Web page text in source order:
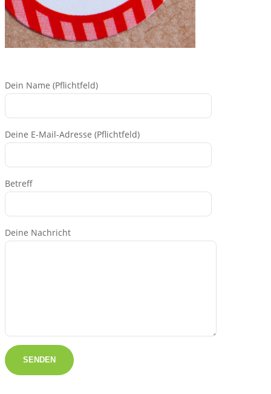
Dein Name (Pflichtfeld)
Deine E-Mail-Adresse (Pflichtfeld)
Betreff
Deine Nachricht